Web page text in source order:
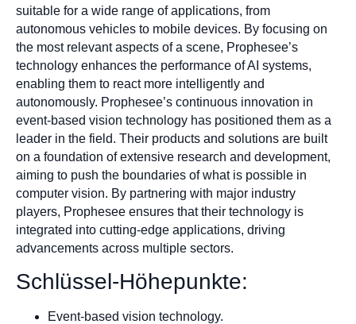
suitable for a wide range of applications, from
autonomous vehicles to mobile devices. By focusing on
the most relevant aspects of a scene, Prophesee’s
technology enhances the performance of AI systems,
enabling them to react more intelligently and
autonomously. Prophesee’s continuous innovation in
event-based vision technology has positioned them as a
leader in the field. Their products and solutions are built
on a foundation of extensive research and development,
aiming to push the boundaries of what is possible in
computer vision. By partnering with major industry
players, Prophesee ensures that their technology is
integrated into cutting-edge applications, driving
advancements across multiple sectors.
Schlüssel-Höhepunkte:
Event-based vision technology.